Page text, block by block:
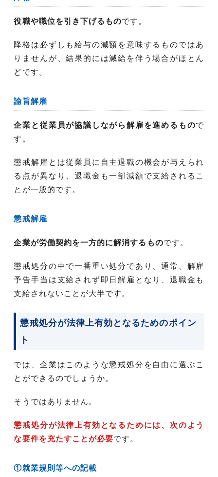
役職や職位を引き下げるものです。
降格は必ずしも給与の減額を意味するものではあ
りませんが、結果的には減給を伴う場合がほとん
どです。
諭旨解雇
企業と従業員が協議しながら解雇を進めるもので
す。
懲戒解雇とは従業員に自主退職の機会が与えられ
る点が異なり、退職金も一部減額で支給されるこ
とが一般的です。
懲戒解雇
企業が労働契約を一方的に解消するものです。
懲戒処分の中で一番重い処分であり、通常、解雇
予告手当は支給されず即日解雇となり、退職金も
支給されないことが大半です。
懲戒処分が法律上有効となるためのポイン
ト
では、企業はこのような懲戒処分を自由に選ぶこ
とができるのでしょうか。
そうではありません。
懲戒処分が法律上有効となるためには、次のよう
な要件を充たすことが必要です。
①就業規則等への記載